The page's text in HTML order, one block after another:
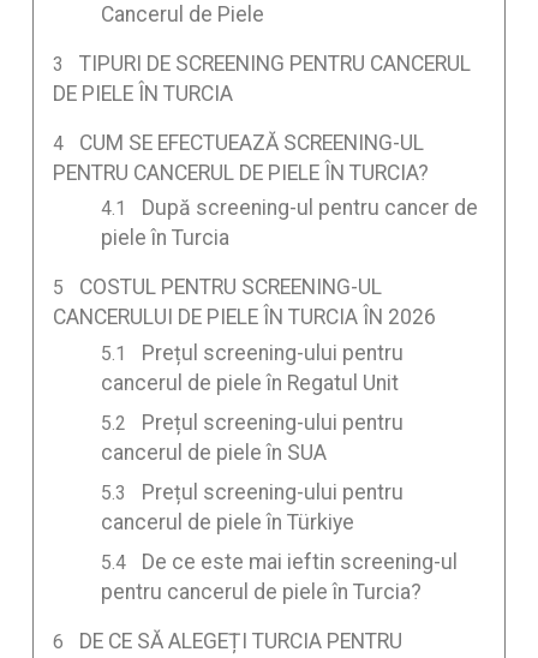
Cancerul de Piele
TIPURI DE SCREENING PENTRU CANCERUL
DE PIELE ÎN TURCIA
CUM SE EFECTUEAZĂ SCREENING-UL
PENTRU CANCERUL DE PIELE ÎN TURCIA?
După screening-ul pentru cancer de
piele în Turcia
COSTUL PENTRU SCREENING-UL
CANCERULUI DE PIELE ÎN TURCIA ÎN 2026
Prețul screening-ului pentru
cancerul de piele în Regatul Unit
Prețul screening-ului pentru
cancerul de piele în SUA
Prețul screening-ului pentru
cancerul de piele în Türkiye
De ce este mai ieftin screening-ul
pentru cancerul de piele în Turcia?
DE CE SĂ ALEGEȚI TURCIA PENTRU